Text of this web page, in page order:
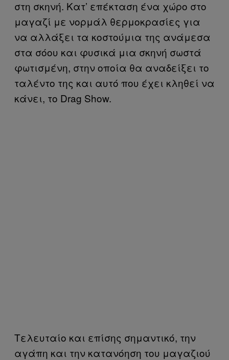
στη σκηνή. Κατ’ επέκταση ένα χώρο στο
μαγαζί με νορμάλ θερμοκρασίες για
να αλλάξει τα κοστούμια της ανάμεσα
στα σόου και φυσικά μια σκηνή σωστά
φωτισμένη, στην οποία θα αναδείξει το
ταλέντο της και αυτό που έχει κληθεί να
κάνει, το Drag Show.
Τελευταίο και επίσης σημαντικό, την
αγάπη και την κατανόηση του μαγαζιού